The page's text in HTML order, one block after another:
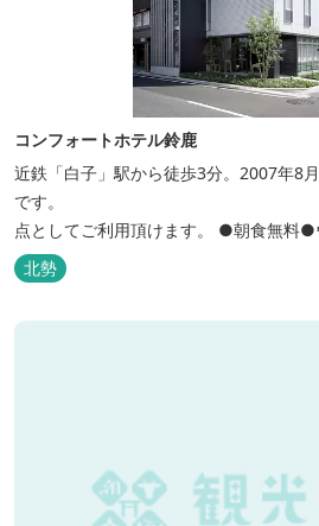
コンフォートホテル鈴鹿
近鉄「白子」駅から徒歩3分。2007年8
です。 観光やビ
点としてご利用頂けます。 ●朝食無料
全館無線ＬＡＮ対応● ●バリアフリー対
り●
北勢